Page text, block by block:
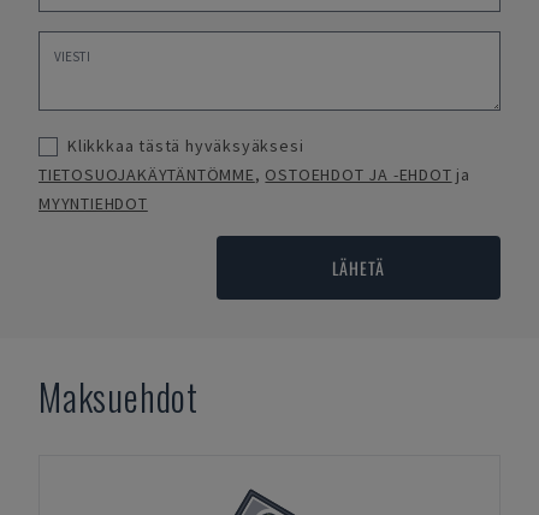
Klikkkaa tästä hyväksyäksesi
TIETOSUOJAKÄYTÄNTÖMME, OSTOEHDOT JA -EHDOT ja
MYYNTIEHDOT
LÄHETÄ
Maksuehdot